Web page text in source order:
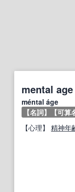
mental age
méntal áge
【名詞】
【可算
【心理】 精神年